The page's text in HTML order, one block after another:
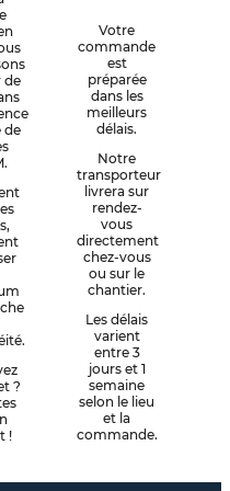
de
de
?
!
Votre
commande
est
préparée
dans les
meilleurs
délais.
Notre
transporteur
livrera sur
rendez-
vous
directement
chez-vous
ou sur le
chantier.
Les délais
varient
entre 3
jours et 1
semaine
selon le lieu
et la
commande.